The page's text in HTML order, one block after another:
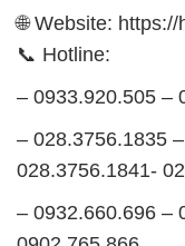
🌐 Website:
📞 Hotline:
– 0933.920.505 –
– 028.3756.1835
028.3756.1841-
– 0932.660.696 –